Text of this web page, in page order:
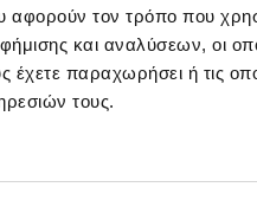
αφορούν τον τρόπο που
και αναλύσεων, οι
έχετε παραχωρήσει ή τις
τους.